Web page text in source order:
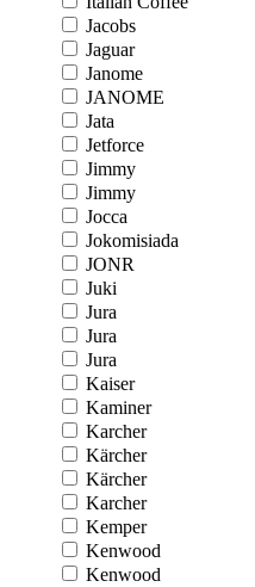
Jacobs
Jaguar
Janome
JANOME
Jata
Jetforce
Jimmy
Jimmy
Jocca
Jokomisiada
JONR
Juki
Jura
Jura
Jura
Kaiser
Kaminer
Karcher
Kärcher
Kärcher
Karcher
Kemper
Kenwood
Kenwood